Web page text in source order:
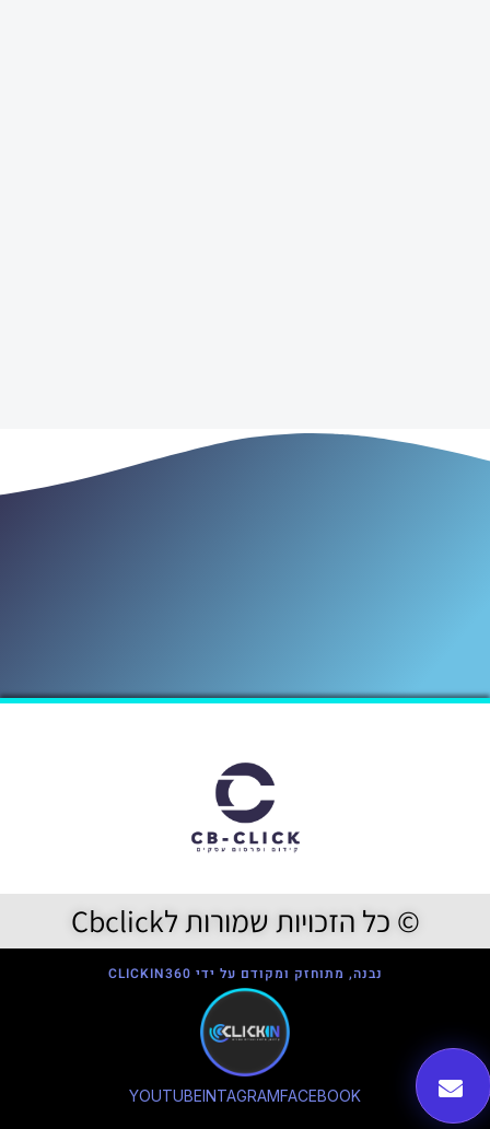
© כל הזכויות שמורות לCbclick
נבנה, מתוחזק ומקודם על ידי CLICKIN360
FACEBOOK
INTAGRAM
YOUTUBE